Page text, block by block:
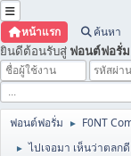
หน้าแรก ค้นหา
ยินดีต้อนรับสู่ ฟอนต์ฟอรั่ม
ฟอนต์ฟอรั่ม ► F0NT
► ไปเจอมา เห็นว่าตลกดี